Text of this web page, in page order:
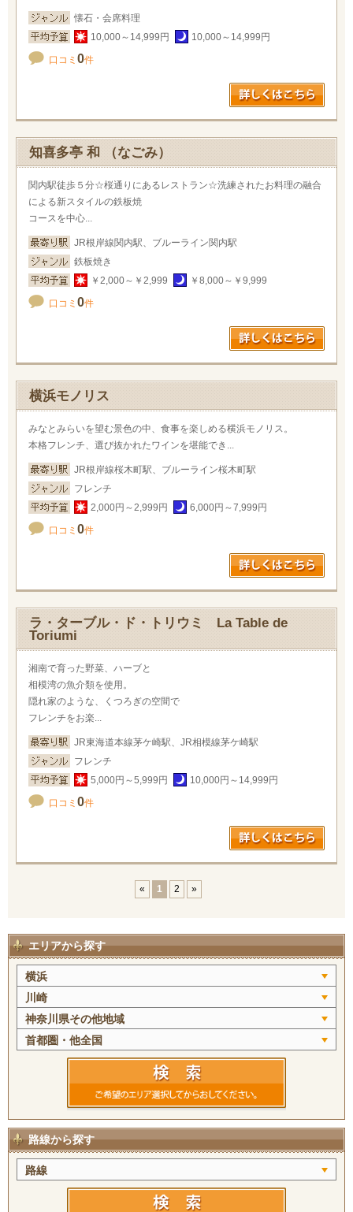
懐石・会席料理
10,000～14,999円
10,000～14,999円
口コミ 0件
知喜多亭 和 （なごみ）
関内駅徒歩５分☆桜通りにあるレストラン☆洗練されたお料理の融合
による新スタイルの鉄板焼
コースを中心...
JR根岸線関内駅、ブルーライン関内駅
鉄板焼き
￥2,000～￥2,999
￥8,000～￥9,999
口コミ 0件
横浜モノリス
みなとみらいを望む景色の中、食事を楽しめる横浜モノリス。
本格フレンチ、選び抜かれたワインを堪能でき...
JR根岸線桜木町駅、ブルーライン桜木町駅
フレンチ
2,000円～2,999円
6,000円～7,999円
口コミ 0件
ラ・ターブル・ド・トリウミ La Table de
Toriumi
湘南で育った野菜、ハーブと
相模湾の魚介類を使用。
隠れ家のような、くつろぎの空間で
フレンチをお楽...
JR東海道本線茅ケ崎駅、JR相模線茅ケ崎駅
フレンチ
5,000円～5,999円
10,000円～14,999円
口コミ 0件
« 1 2 »
エリアから探す
横浜
川崎
神奈川県その他地域
首都圏・他全国
路線から探す
路線